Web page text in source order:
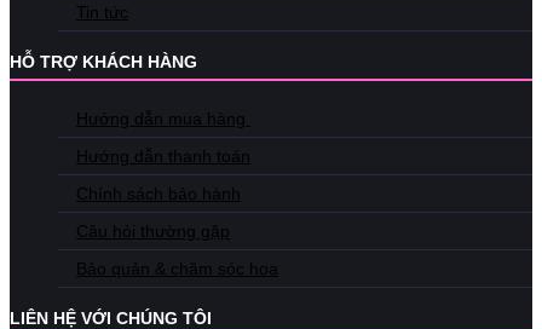
Tin tức
HỖ TRỢ KHÁCH HÀNG
Hướng dẫn mua hàng
Hướng dẫn thanh toán
Chính sách bảo hành
Câu hỏi thường gặp
Bảo quản & chăm sóc hoa
LIÊN HỆ VỚI CHÚNG TÔI